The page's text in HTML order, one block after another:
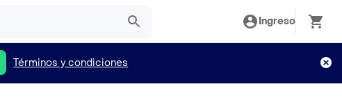
Ingreso
Términos y condiciones